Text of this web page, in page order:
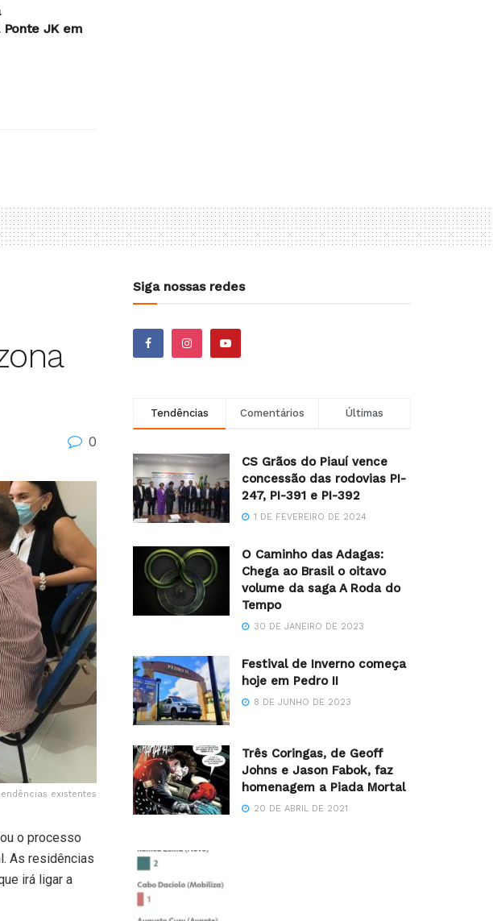
JK em
0
existentes
o processo
As residências
irá ligar a
Siga nossas redes
Tendências Comentários Últimas
CS Grãos do Piauí vence
concessão das rodovias PI-
247, PI-391 e PI-392
1 DE FEVEREIRO DE 2024
O Caminho das Adagas:
Chega ao Brasil o oitavo
volume da saga A Roda do
Tempo
30 DE JANEIRO DE 2023
Festival de Inverno começa
hoje em Pedro II
8 DE JUNHO DE 2023
Três Coringas, de Geoff
Johns e Jason Fabok, faz
homenagem a Piada Mortal
20 DE ABRIL DE 2021